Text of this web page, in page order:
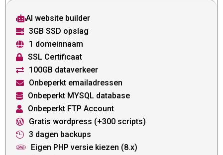
AI website builder
 3GB SSD opslag
 1 domeinnaam
 SSL Certificaat
 100GB dataverkeer
 Onbeperkt emailadressen
 Onbeperkt MYSQL database
 Onbeperkt FTP Account
 Gratis wordpress (+300 scripts)
 3 dagen backups
 Eigen PHP versie kiezen (8.x)